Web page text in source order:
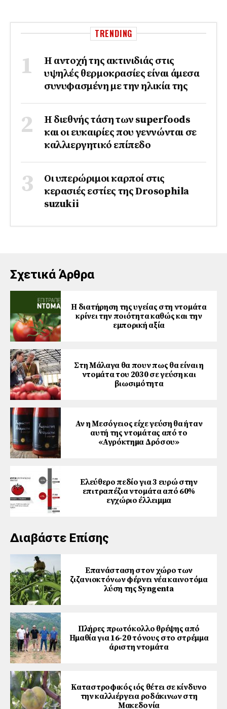
TRENDING
Η αντοχή της ακτινιδιάς στις
υψηλές θερμοκρασίες είναι άμεσα
συνυφασμένη με την ηλικία της
Η διεθνής τάση των superfoods
και οι ευκαιρίες που γεννώνται σε
καλλιεργητικό επίπεδο
Οι υπερώριμοι καρποί στις
κερασιές εστίες της Drosophila
suzukii
Σχετικά Άρθρα
Η διατήρηση της υγείας στη ντομάτα
κρίνει την ποιότητα καθώς και την
εμπορική αξία
Στη Μάλαγα θα πουν πως θα είναι η
ντομάτα του 2030 σε γεύση και
βιωσιμότητα
Αν η Μεσόγειος είχε γεύση θα ήταν
αυτή της ντομάτας από το
«Αγρόκτηµα Δρόσου»
Ελεύθερο πεδίο για 3 ευρώ στην
επιτραπέζια ντομάτα από 60%
εγχώριο έλλειμμα
Διαβάστε Επίσης
Επανάσταση στον χώρο των
ζιζανιοκτόνων φέρνει νέα καινοτόμα
λύση της Syngenta
Πλήρες πρωτόκολλο θρέψης από
Ημαθία για 16-20 τόνους στο στρέμμα
άριστη ντομάτα
Καταστροφικός ιός θέτει σε κίνδυνο
την καλλιέργεια ροδάκινων στη
Μακεδονία